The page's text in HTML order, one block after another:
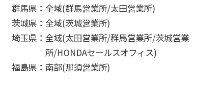
群馬県： 全域(群馬営業所/太田営業所)
茨城県： 全域(茨城営業所)
埼玉県： 全域(太田営業所/群馬営業所/茨城営業
所/HONDAセールスオフィス)
福島県： 南部(那須営業所)